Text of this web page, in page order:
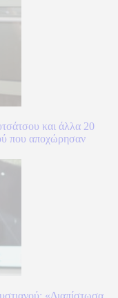
και άλλα 20
που αποχώρησαν
«Διαπίστωσα